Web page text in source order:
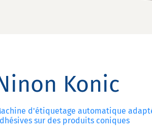
Konic
d'étiquetage automatique
sur des produits coniques